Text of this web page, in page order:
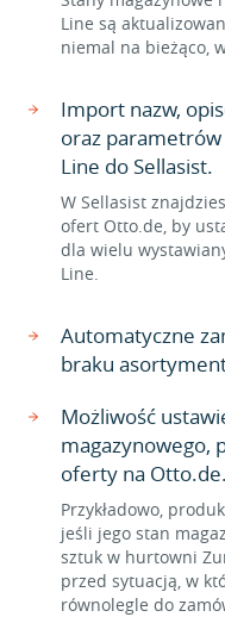
Line są
niemal na bieżąco,
Import nazw,
oraz
Line do Sellasist.
W Sellasist
ofert Otto.de, by
dla wielu
Line.
Automatyczne
braku
Możliwość
magazynowego,
oferty na Otto.de.
Przykładowo,
jeśli jego stan
sztuk w hurtowni
przed sytuacją, w
równolegle do